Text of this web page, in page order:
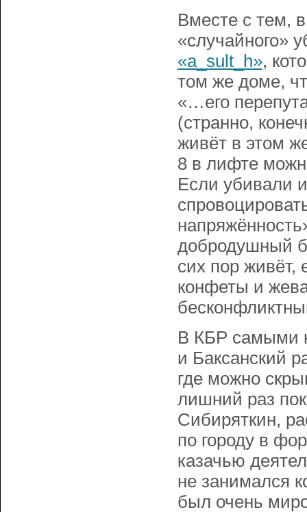
Вместе с тем,
«случайного»
«a_sult_h»,
том же доме,
«…его
(странно,
живёт в этом
8 в лифте
Если убивали
добродушный
сих пор
конфеты и
В КБР самыми
и Баксанский
где можно
лишний раз
Сибиряткин,
по городу в
казачью
не занимался
был очень